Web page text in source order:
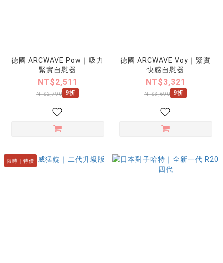
德國 ARCWAVE Pow｜吸力
緊實自慰器
NT$2,511
NT$2,790 9折
德國 ARCWAVE Voy｜緊實
快感自慰器
NT$3,321
NT$3,690 9折
限時｜特價